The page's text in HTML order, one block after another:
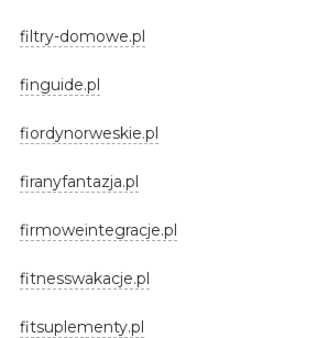
filtry-domowe.pl
finguide.pl
fiordynorweskie.pl
firanyfantazja.pl
firmoweintegracje.pl
fitnesswakacje.pl
fitsuplementy.pl